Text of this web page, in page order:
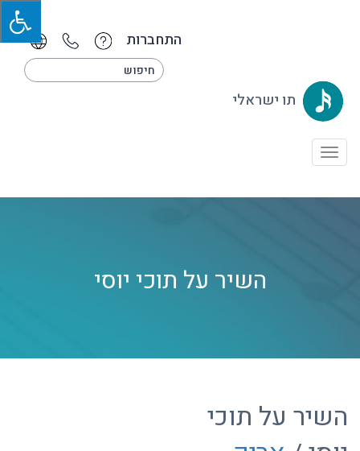
התחברות
תו ישראלי
Toggle
השיר על תוכי יוסי
השיר על תוכי